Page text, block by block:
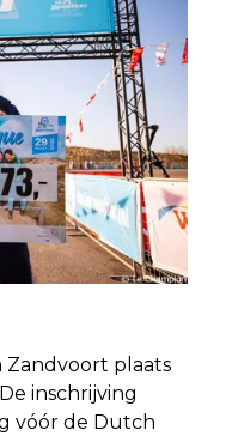
Zandvoort plaats
inschrijving
vóór de Dutch